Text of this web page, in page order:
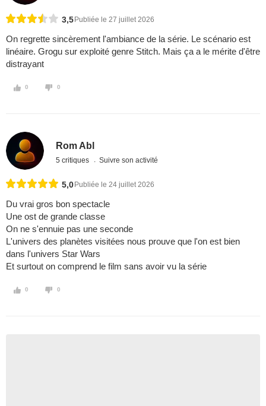
3,5 Publiée le 27 juillet 2026
On regrette sincèrement l'ambiance de la série. Le scénario est
linéaire. Grogu sur exploité genre Stitch. Mais ça a le mérite d'être
distrayant
0 0
Rom Abl
5 critiques Suivre son activité
5,0 Publiée le 24 juillet 2026
Du vrai gros bon spectacle
Une ost de grande classe
On ne s'ennuie pas une seconde
L'univers des planètes visitées nous prouve que l'on est bien
dans l'univers Star Wars
Et surtout on comprend le film sans avoir vu la série
0 0